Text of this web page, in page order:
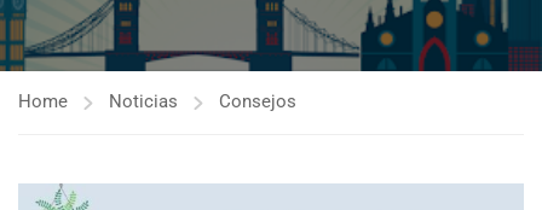
Home Noticias Consejos